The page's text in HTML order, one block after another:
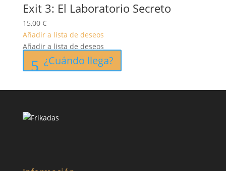
Exit 3: El Laboratorio Secreto
15,00 €
Añadir a lista de deseos
Añadir a lista de deseos
¿Cuándo llega?